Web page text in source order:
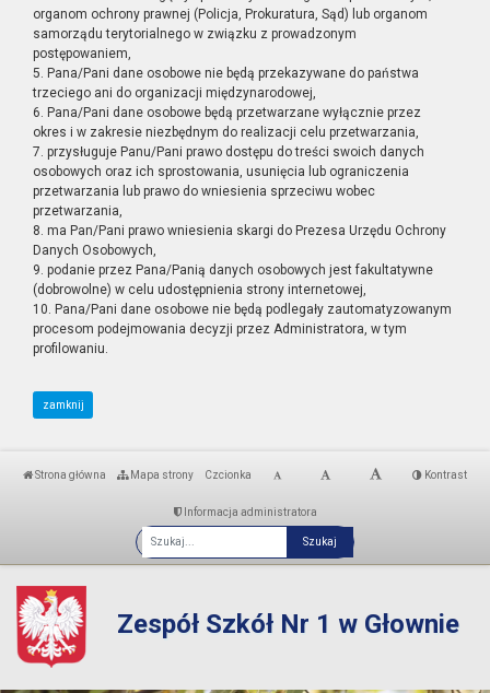
organom ochrony prawnej (Policja, Prokuratura, Sąd) lub organom
samorządu terytorialnego w związku z prowadzonym
postępowaniem,
5. Pana/Pani dane osobowe nie będą przekazywane do państwa
trzeciego ani do organizacji międzynarodowej,
6. Pana/Pani dane osobowe będą przetwarzane wyłącznie przez
okres i w zakresie niezbędnym do realizacji celu przetwarzania,
7. przysługuje Panu/Pani prawo dostępu do treści swoich danych
osobowych oraz ich sprostowania, usunięcia lub ograniczenia
przetwarzania lub prawo do wniesienia sprzeciwu wobec
przetwarzania,
8. ma Pan/Pani prawo wniesienia skargi do Prezesa Urzędu Ochrony
Danych Osobowych,
9. podanie przez Pana/Panią danych osobowych jest fakultatywne
(dobrowolne) w celu udostępnienia strony internetowej,
10. Pana/Pani dane osobowe nie będą podlegały zautomatyzowanym
procesom podejmowania decyzji przez Administratora, w tym
profilowaniu.
zamknij
Strona główna Mapa strony Czcionka Kontrast
Informacja administratora
Fraza
Zespół Szkół Nr 1 w Głownie